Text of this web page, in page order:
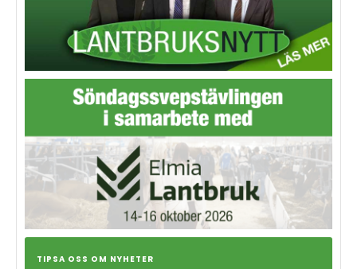
TIPSA OSS OM NYHETER